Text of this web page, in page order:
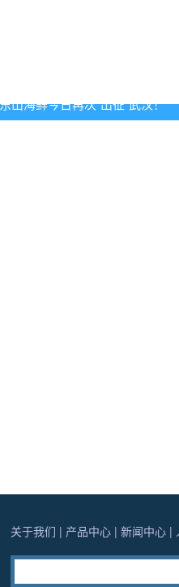
山海鲜今日再次“出征”武汉！
关于我们 | 产品中心 | 新闻中心 |